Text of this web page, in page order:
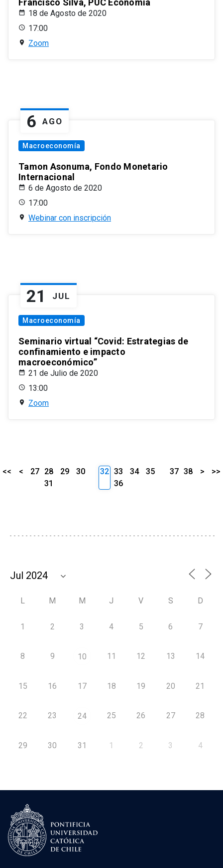
Francisco Silva, PUC Economía
18 de Agosto de 2020
17:00
Zoom
6 AGO
Macroeconomía
Tamon Asonuma, Fondo Monetario
Internacional
6 de Agosto de 2020
17:00
Webinar con inscripción
21 JUL
Macroeconomía
Seminario virtual “Covid: Estrategias de
confinamiento e impacto
macroeconómico”
21 de Julio de 2020
13:00
Zoom
<< < 27 28 29
30
31
32 33 34
35
36
37 38 > >>
L M M J V S D
1 2 3 4 5 6 7
8 9 10 11 12 13 14
15 16 17 18 19 20 21
22 23 24 25 26 27 28
29 30 31 1 2 3 4